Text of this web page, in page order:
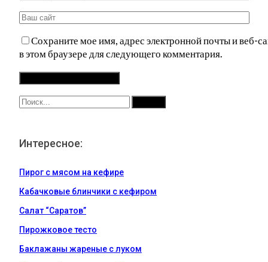
Сохраните мое имя, адрес электронной почты и веб-
в этом браузере для следующего комментария.
Интересное:
Пирог с мясом на кефире
Кабачковые блинчики с кефиром
Салат “Саратов”
Пирожковое тесто
Баклажаны жареные с луком